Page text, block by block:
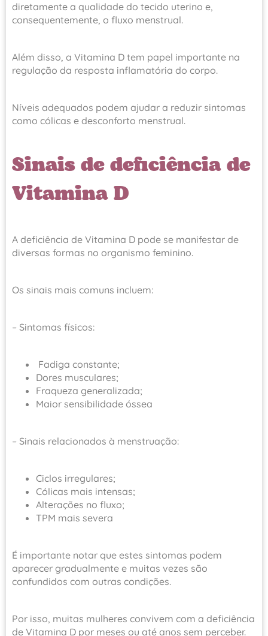
diretamente a qualidade do tecido uterino e,
consequentemente, o fluxo menstrual.
Além disso, a Vitamina D tem papel importante na
regulação da resposta inflamatória do corpo.
Níveis adequados podem ajudar a reduzir sintomas
como cólicas e desconforto menstrual.
Sinais de deficiência de
Vitamina D
A deficiência de Vitamina D pode se manifestar de
diversas formas no organismo feminino.
Os sinais mais comuns incluem:
– Sintomas físicos:
Fadiga constante;
Dores musculares;
Fraqueza generalizada;
Maior sensibilidade óssea
– Sinais relacionados à menstruação:
Ciclos irregulares;
Cólicas mais intensas;
Alterações no fluxo;
TPM mais severa
É importante notar que estes sintomas podem
aparecer gradualmente e muitas vezes são
confundidos com outras condições.
Por isso, muitas mulheres convivem com a deficiência
de Vitamina D por meses ou até anos sem perceber.